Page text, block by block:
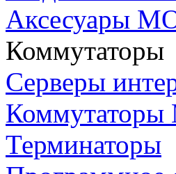
Аксесуары
Коммутаторы
Серверы
Коммутаторы
Терминаторы